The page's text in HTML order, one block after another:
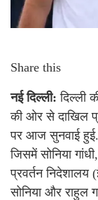
Share this
नई दिल्ली: दिल्ली
की ओर से दाखिल
पर आज सुनवाई
जिसमें सोनिया
प्रवर्तन निदेशालय
सोनिया और राहुल